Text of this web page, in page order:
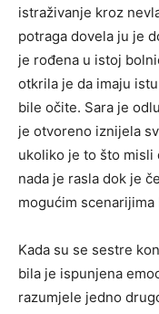
istraživanje kroz
potraga dovela ju je
je rođena u istoj
otkrila je da imaju
bile očite. Sara je
je otvoreno iznijela
ukoliko je to što misli
nada je rasla dok je
mogućim
Kada su se sestre
bila je ispunjena
razumjele jedno